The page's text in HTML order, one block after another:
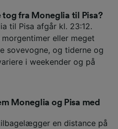
tog fra Moneglia til Pisa?
til Pisa afgår kl. 23:12.
eller meget
sovevogne, og tiderne og
i weekender og på
Moneglia og Pisa med
en distance på